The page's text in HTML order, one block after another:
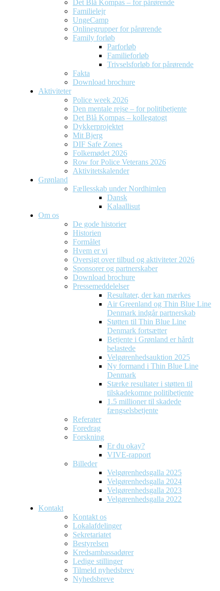
Det Blå Kompas – for pårørende
Familielejr
UngeCamp
Onlinegrupper for pårørende
Family forløb
Parforløb
Familieforløb
Trivselsforløb for pårørende
Fakta
Download brochure
Aktiviteter
Police week 2026
Den mentale rejse – for politibetjente
Det Blå Kompas – kollegatogt
Dykkerprojektet
Mit Bjerg
DIF Safe Zones
Folkemødet 2026
Row for Police Veterans 2026
Aktivitetskalender
Grønland
Fællesskab under Nordhimlen
Dansk
Kalaallisut
Om os
De gode historier
Historien
Formålet
Hvem er vi
Oversigt over tilbud og aktiviteter 2026
Sponsorer og partnerskaber
Download brochure
Pressemeddelelser
Resultater, der kan mærkes
Air Greenland og Thin Blue Line
Denmark indgår partnerskab
Støtten til Thin Blue Line
Denmark fortsætter
Betjente i Grønland er hårdt
belastede
Velgørenhedsauktion 2025
Ny formand i Thin Blue Line
Denmark
Stærke resultater i støtten til
tilskadekomne politibetjente
1.5 millioner til skadede
fængselsbetjente
Referater
Foredrag
Forskning
Er du okay?
VIVE-rapport
Billeder
Velgørenhedsgalla 2025
Velgørenhedsgalla 2024
Velgørenhedsgalla 2023
Velgørenhedsgalla 2022
Kontakt
Kontakt os
Lokalafdelinger
Sekretariatet
Bestyrelsen
Kredsambassadører
Ledige stillinger
Tilmeld nyhedsbrev
Nyhedsbreve